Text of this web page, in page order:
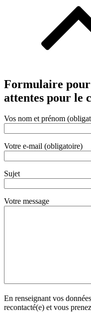
Formulaire
attentes pour le
Vos nom et prénom
Votre e-mail (obligatoire)
Sujet
Votre message
En renseignant vos
recontacté(e) et vous